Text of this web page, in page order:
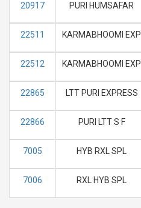
20917 PURI HUMSAFAR
22511 KARMABHOOMI EXP
22512 KARMABHOOMI EXP
22865 LTT PURI EXPRESS
22866 PURI LTT S F
7005 HYB RXL SPL
7006 RXL HYB SPL